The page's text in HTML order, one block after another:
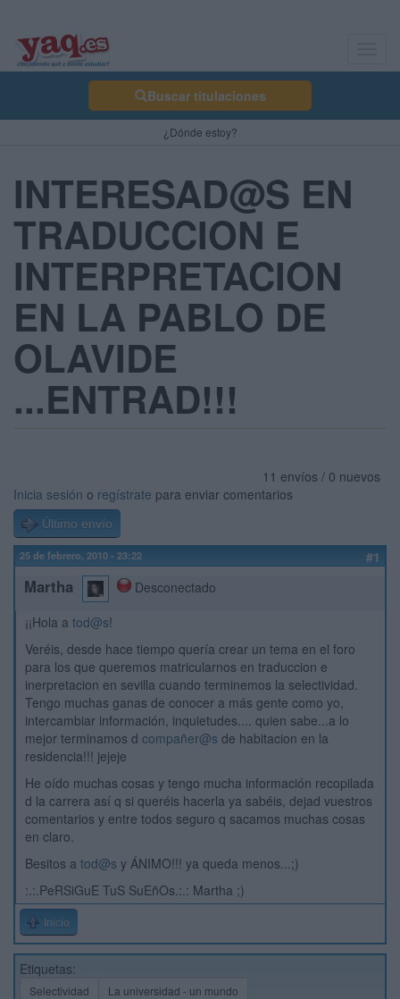
Buscar titulaciones
¿Dónde estoy?
INTERESAD@S EN
TRADUCCION E
INTERPRETACION
EN LA PABLO DE
OLAVIDE
...ENTRAD!!!
11 envíos / 0 nuevos
Inicia sesión o regístrate para enviar comentarios
Último envío
25 de febrero, 2010 - 23:22 #1
Martha
Desconectado
¡¡Hola a tod@s!
Veréis, desde hace tiempo quería crear un tema en el foro
para los que queremos matricularnos en traduccion e
inerpretacion en sevilla cuando terminemos la selectividad.
Tengo muchas ganas de conocer a más gente como yo,
intercambiar información, inquietudes.... quien sabe...a lo
mejor terminamos d compañer@s de habitacion en la
residencia!!! jejeje
He oído muchas cosas y tengo mucha información recopilada
d la carrera así q si queréis hacerla ya sabéis, dejad vuestros
comentarios y entre todos seguro q sacamos muchas cosas
en claro.
Besitos a tod@s y ÁNIMO!!! ya queda menos...;)
:.:.PeRSiGuE TuS SuEñOs.:.: Martha ;)
Inicio
Etiquetas:
Selectividad
La universidad - un mundo